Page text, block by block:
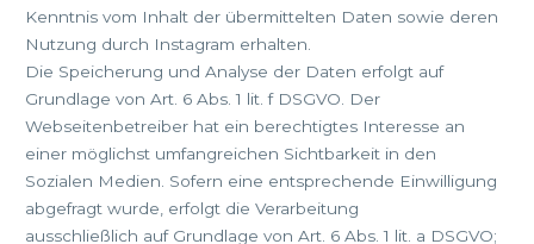
Kenntnis vom Inhalt der übermittelten Daten sowie deren
Nutzung durch Instagram erhalten.
Die Speicherung und Analyse der Daten erfolgt auf
Grundlage von Art. 6 Abs. 1 lit. f DSGVO. Der
Webseitenbetreiber hat ein berechtigtes Interesse an
einer möglichst umfangreichen Sichtbarkeit in den
Sozialen Medien. Sofern eine entsprechende Einwilligung
abgefragt wurde, erfolgt die Verarbeitung
ausschließlich auf Grundlage von Art. 6 Abs. 1 lit. a DSGVO;